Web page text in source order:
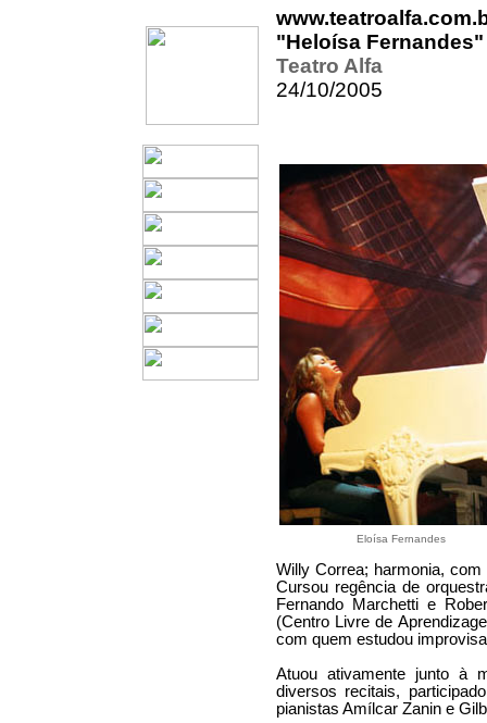
"Heloísa Fernandes"
Teatro Alfa
24/10/2005
Eloísa Fernandes
Willy Correa; harmonia,
Cursou regência de
Fernando Marchetti e
(Centro Livre de
com quem estudou
Atuou ativamente junto à
diversos recitais,
pianistas Amílcar Zanin e